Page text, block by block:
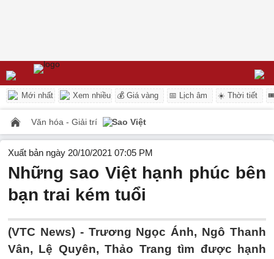
Mới nhất Xem nhiều 💰 Giá vàng 📅 Lịch âm ☀️ Thời tiết
Văn hóa - Giải trí Sao Việt
Xuất bản ngày 20/10/2021 07:05 PM
Những sao Việt hạnh phúc bên
bạn trai kém tuổi
(VTC News) - Trương Ngọc Ánh, Ngô Thanh
Vân, Lệ Quyên, Thảo Trang tìm được hạnh